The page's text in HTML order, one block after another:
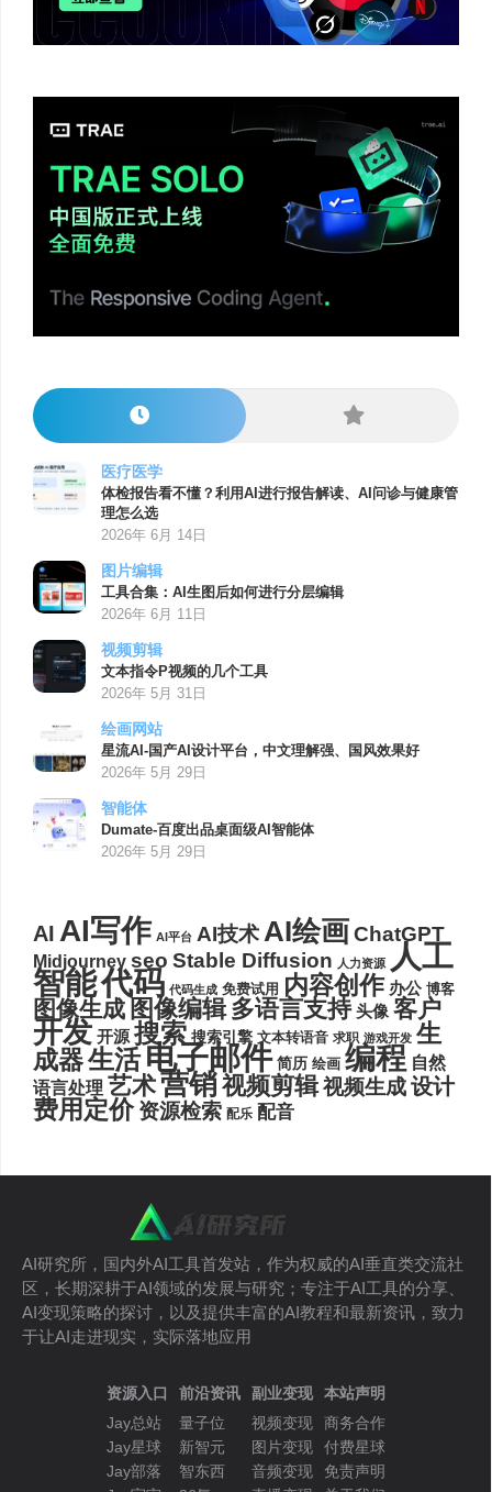
医疗医学
体检报告看不懂？利用AI进行报告解读、AI问诊与健康管
理怎么选
2026年 6月 14日
图片编辑
工具合集：AI生图后如何进行分层编辑
2026年 6月 11日
视频剪辑
文本指令P视频的几个工具
2026年 5月 31日
绘画网站
星流AI-国产AI设计平台，中文理解强、国风效果好
2026年 5月 29日
智能体
Dumate-百度出品桌面级AI智能体
2026年 5月 29日
AI AI写作 AI平台 AI技术AI绘画ChatGPT
Midjourney seo Stable Diffusion 人力资源 人工
智能代码 代码生成 免费试用 内容创作 办公 博客
图像生成 图像编辑 多语言支持 头像 客户
开发 开源 搜索 搜索引擎 文本转语音 求职 游戏开发 生
成器生活电子邮件 简历 绘画 编程 自然
语言处理 艺术营销视频剪辑视频生成设计
费用定价 资源检索 配乐 配音
AI研究所，国内外AI工具首发站，作为权威的AI垂直类交流社
区，长期深耕于AI领域的发展与研究；专注于AI工具的分享、
AI变现策略的探讨，以及提供丰富的AI教程和最新资讯，致力
于让AI走进现实，实际落地应用
资源入口
Jay总站
Jay星球
Jay部落
前沿资讯
量子位
新智元
智东西
副业变现
视频变现
图片变现
音频变现
本站声明
商务合作
付费星球
免责声明